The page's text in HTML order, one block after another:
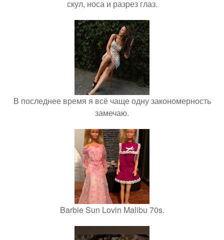
скул, носа и разрез глаз.
В последнее время я всё чаще одну закономерность
замечаю.
Barbie Sun Lovin Malibu 70s.